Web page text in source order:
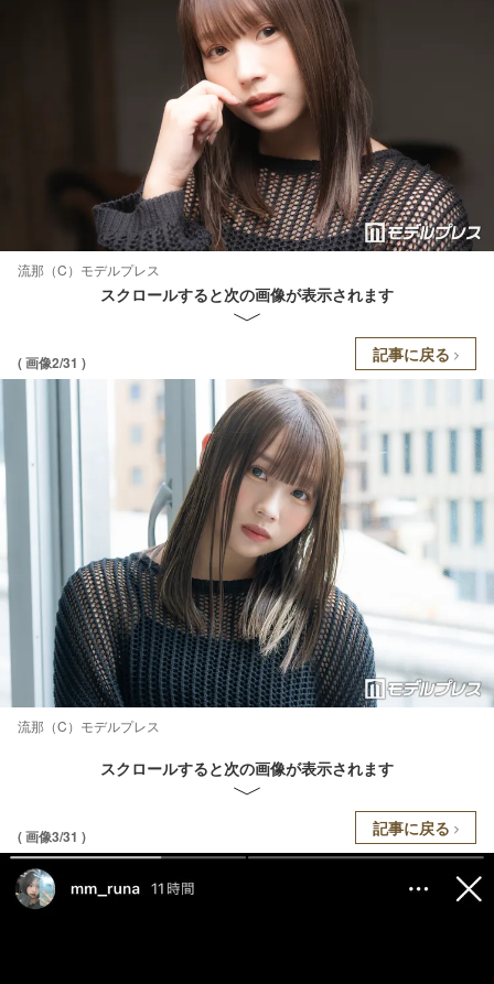
流那（C）モデルプレス
スクロールすると次の画像が表示されます
( 画像2/31 ) 記事に戻る
流那（C）モデルプレス
スクロールすると次の画像が表示されます
( 画像3/31 ) 記事に戻る